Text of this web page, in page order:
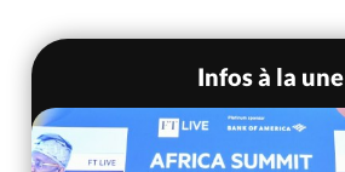
Infos à la une